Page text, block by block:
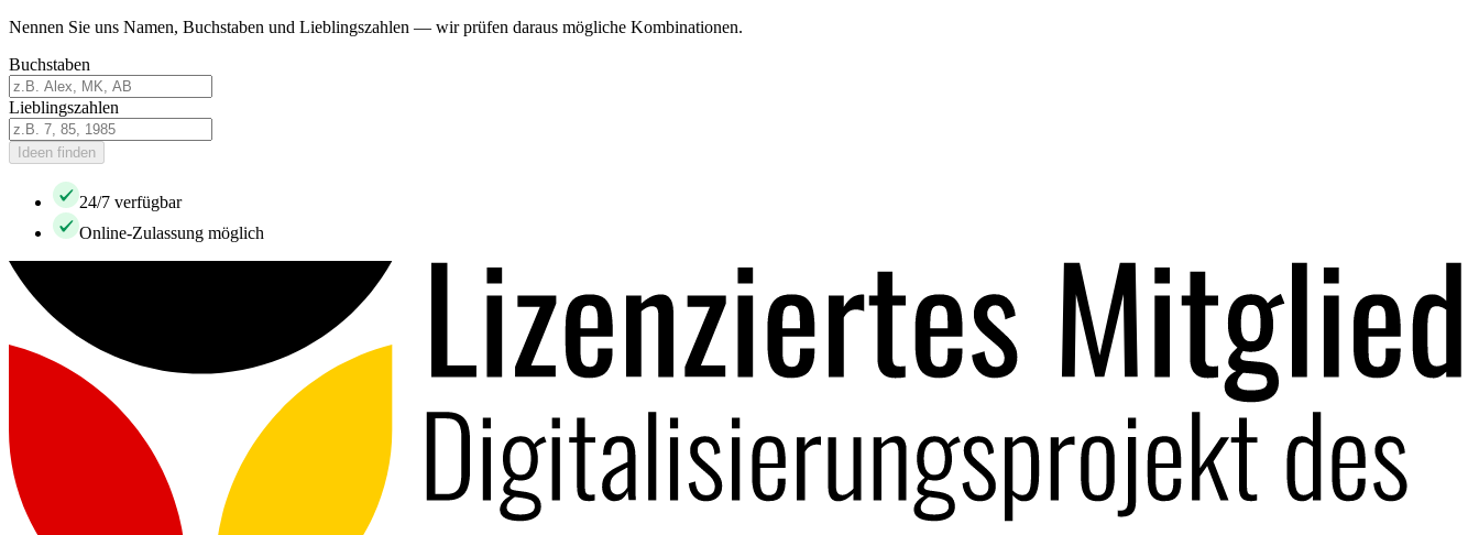
Nennen Sie uns Namen, Buchstaben und Lieblingszahlen — wir prüfen daraus mögliche Kombinationen.
Buchstaben
Lieblingszahlen
Ideen finden
24/7 verfügbar
Online-Zulassung möglich